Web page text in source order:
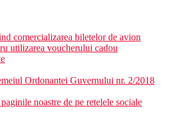
comercializarea biletelor de avion
utilizarea voucherului cadou
Ordonantei Guvernului nr. 2/2018
noastre de pe retelele sociale